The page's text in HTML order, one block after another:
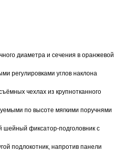
диаметра и сечения в оранжевой
регулировками углов наклона
чехлах из крупнотканного
по высоте мягкими поручнями
фиксатор-подголовник с
подлокотник, напротив панели